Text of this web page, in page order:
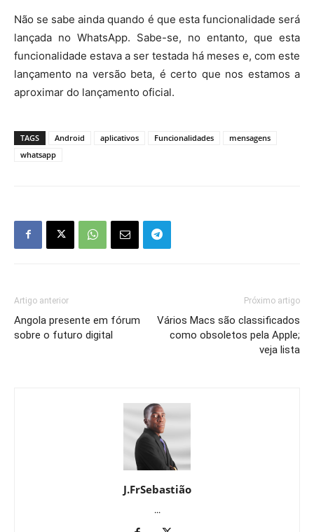
Não se sabe ainda quando é que esta funcionalidade será
lançada no WhatsApp. Sabe-se, no entanto, que esta
funcionalidade estava a ser testada há meses e, com este
lançamento na versão beta, é certo que nos estamos a
aproximar do lançamento oficial.
TAGS Android aplicativos Funcionalidades
mensagens
whatsapp
Artigo anterior
Angola presente em fórum
sobre o futuro digital
Próximo artigo
Vários Macs são classificados
como obsoletos pela Apple;
veja lista
J.FrSebastião
...